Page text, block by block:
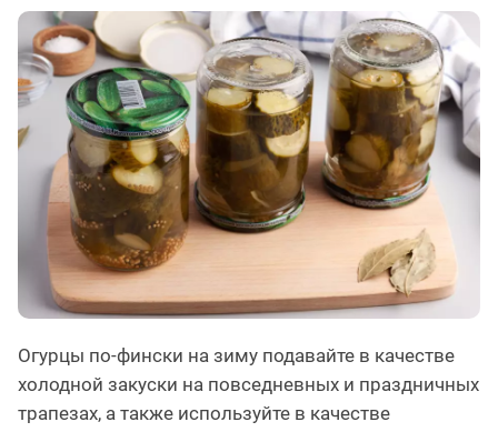
Огурцы по-фински на зиму подавайте в качестве
холодной закуски на повседневных и праздничных
трапезах, а также используйте в качестве